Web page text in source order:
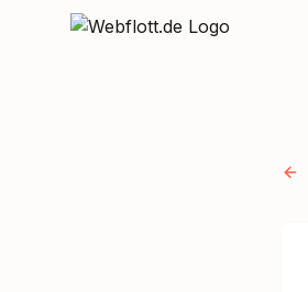
Zum Inhalt springen